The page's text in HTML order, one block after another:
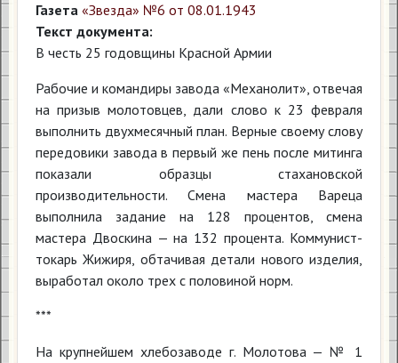
Газета «Звезда» №6 от 08.01.1943
Текст документа:
В честь 25 годовщины Красной Армии
Рабочие и командиры завода «Механолит», отвечая
на призыв молотовцев, дали слово к 23 февраля
выполнить двухмесячный план. Верные своему слову
передовики завода в первый же пень после митинга
показали образцы стахановской
производительности. Смена мастера Вареца
выполнила задание на 128 процентов, смена
мастера Двоскина — на 132 процента. Коммунист-
токарь Жижиря, обтачивая детали нового изделия,
выработал около трех с половиной норм.
***
На крупнейшем хлебозаводе г. Молотова — № 1